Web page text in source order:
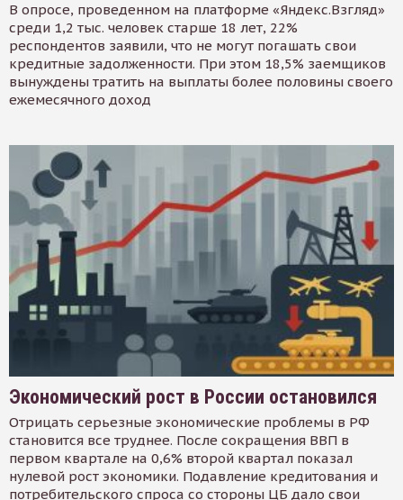
В опросе, проведенном на платформе «Яндекс.Взгляд»
среди 1,2 тыс. человек старше 18 лет, 22%
респондентов заявили, что не могут погашать свои
кредитные задолженности. При этом 18,5% заемщиков
вынуждены тратить на выплаты более половины своего
ежемесячного доход
Экономический рост в России остановился
Отрицать серьезные экономические проблемы в РФ
становится все труднее. После сокращения ВВП в
первом квартале на 0,6% второй квартал показал
нулевой рост экономики. Подавление кредитования и
потребительского спроса со стороны ЦБ дало свои